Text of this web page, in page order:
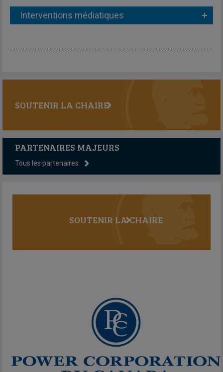
Interventions médiatiques
SOUTENIR LA CHAIRE
PARTENAIRES MAJEURS
Tous les partenaires
SOUTENIR LA CHAIRE